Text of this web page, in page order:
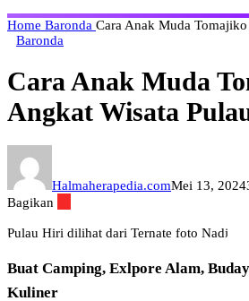
Home Baronda Cara Anak Muda
Baronda
Cara Anak Muda
Angkat Wisata
Halmaherapedia.comMei 13, 2024
Bagikan
Pulau Hiri dilihat dari Ternate foto Nadi
Buat Camping, Exlpore Alam,
Kuliner